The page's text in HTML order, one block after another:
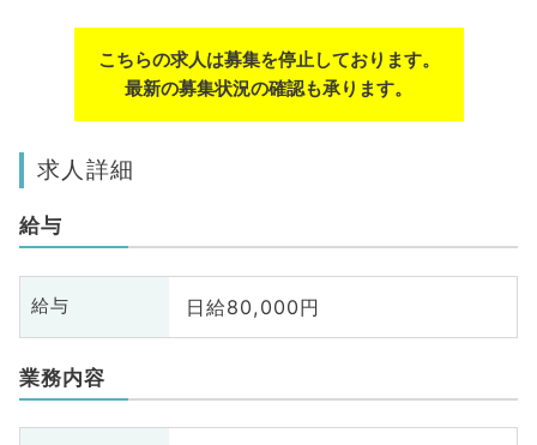
こちらの求人は募集を停止しております。
最新の募集状況の確認も承ります。
求人詳細
給与
給与 日給80,000円
業務内容